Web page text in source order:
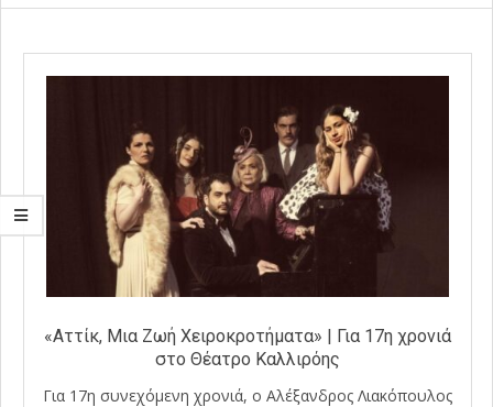
«Αττίκ, Μια Ζωή Χειροκροτήματα» | Για 17η χρονιά
στο Θέατρο Καλλιρόης
Για 17η συνεχόμενη χρονιά, ο Αλέξανδρος Λιακόπουλος